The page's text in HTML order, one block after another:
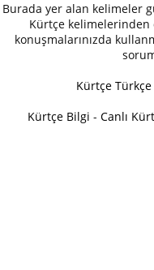
Burada yer alan kelimeler
Kürtçe kelimelerinden
konuşmalarınızda
Kürtçe
Kürtçe Bilgi - Canlı